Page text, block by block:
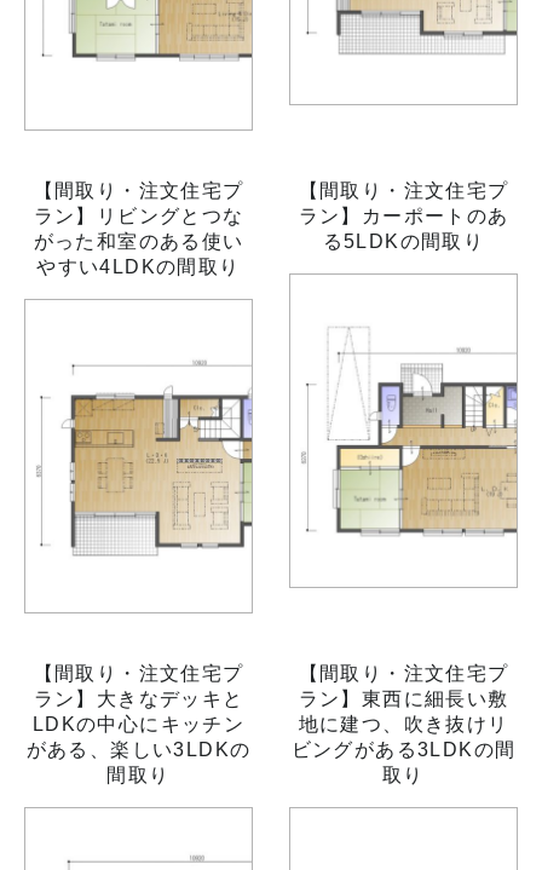
【間取り・注文住宅プ
ラン】リビングとつな
がった和室のある使い
やすい4LDKの間取り
【間取り・注文住宅プ
ラン】カーポートのあ
る5LDKの間取り
【間取り・注文住宅プ
ラン】大きなデッキと
LDKの中心にキッチン
がある、楽しい3LDKの
間取り
【間取り・注文住宅プ
ラン】東西に細長い敷
地に建つ、吹き抜けリ
ビングがある3LDKの間
取り